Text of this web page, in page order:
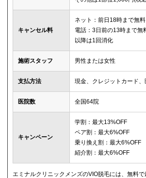
キャンセル料
ネット：前日18時まで無料
電話：3日前の13時まで無
以降は1回消化
施術スタッフ 男性または女性
支払方法 現金、クレジットカード
医院数 全国64院
キャンペーン
学割：最大13%OFF
ペア割：最大6%OFF
乗り換え割：最大6%OFF
紹介割：最大6%OFF
エミナルクリニックメンズのVIO脱毛には、無料